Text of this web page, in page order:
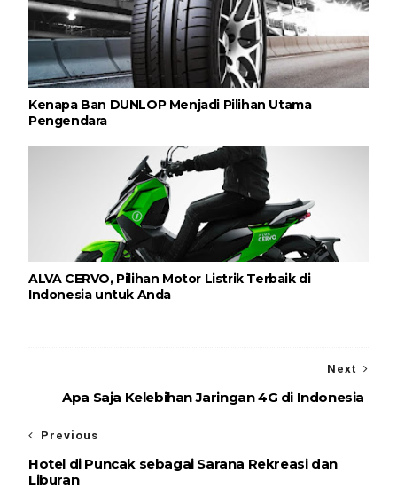
Kenapa Ban DUNLOP Menjadi Pilihan Utama
Pengendara
ALVA CERVO, Pilihan Motor Listrik Terbaik di
Indonesia untuk Anda
Next
Apa Saja Kelebihan Jaringan 4G di Indonesia
Previous
Hotel di Puncak sebagai Sarana Rekreasi dan
Liburan